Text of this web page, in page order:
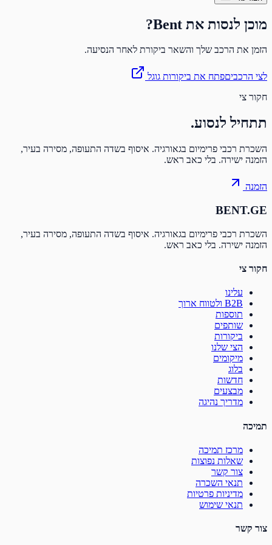
מוכן לנסות את Bent?
הזמן את הרכב שלך והשאר ביקורת לאחר הנסיעה.
לצי הרכביםפתח את ביקורות גוגל
חקור צי
תתחיל לנסוע.
השכרת רכבי פרימיום בגאורגיה. איסוף בשדה התעופה, מסירה בעיר,
הזמנה ישירה. בלי כאב ראש.
הזמנה
BENT.GE
השכרת רכבי פרימיום בגאורגיה. איסוף בשדה התעופה, מסירה בעיר,
הזמנה ישירה. בלי כאב ראש.
חקור צי
עלינו
B2B ולטווח ארוך
תוספות
שותפים
ביקורות
הצי שלנו
מיקומים
בלוג
חדשות
מבצעים
מדריך נהיגה
תמיכה
מרכז תמיכה
שאלות נפוצות
צור קשר
תנאי השכרה
מדיניות פרטיות
תנאי שימוש
צור קשר